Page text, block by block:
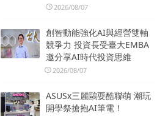
2026/08/07
創智動能強化AI與經營雙軸
競爭力 投資長受臺大EMBA
邀分享AI時代投資思維
2026/08/07
ASUSx三麗鷗耍酷聯萌 潮玩
開學祭搶抱AI筆電！